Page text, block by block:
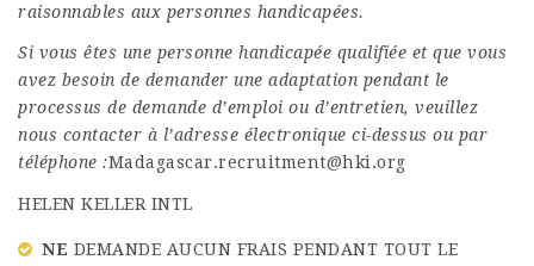
raisonnables aux personnes handicapées.
Si vous êtes une personne handicapée qualifiée et que vous
avez besoin de demander une adaptation pendant le
processus de demande d’emploi ou d’entretien, veuillez
nous contacter à l’adresse électronique ci-dessus ou par
téléphone :Madagascar.recruitment@hki.org
HELEN KELLER INTL
NE DEMANDE AUCUN FRAIS PENDANT TOUT LE